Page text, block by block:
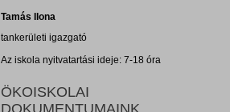
Tamás Ilona
tankerületi igazgató
Az iskola nyitvatartási ideje: 7-18 óra
ÖKOISKOLAI
DOKUMENTUMAINK